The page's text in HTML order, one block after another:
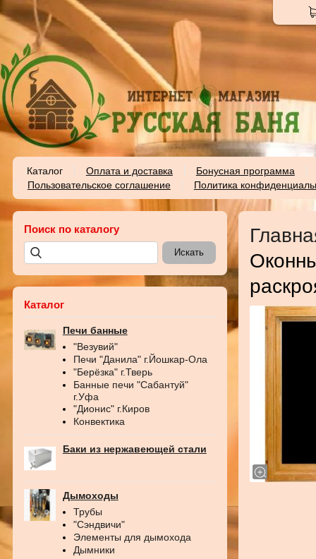
Каталог Оплата и доставка
Бонусная программа
Пользовательское соглашение
Политика
Поиск по каталогу
Каталог
Печи банные
"Везувий"
Печи "Данила" г.Йошкар-Ола
"Берёзка" г.Тверь
Банные печи "Сабантуй"
г.Уфа
"Дионис" г.Киров
Конвектика
Баки из нержавеющей стали
Дымоходы
Трубы
"Сэндвичи"
Элементы для дымохода
Дымники